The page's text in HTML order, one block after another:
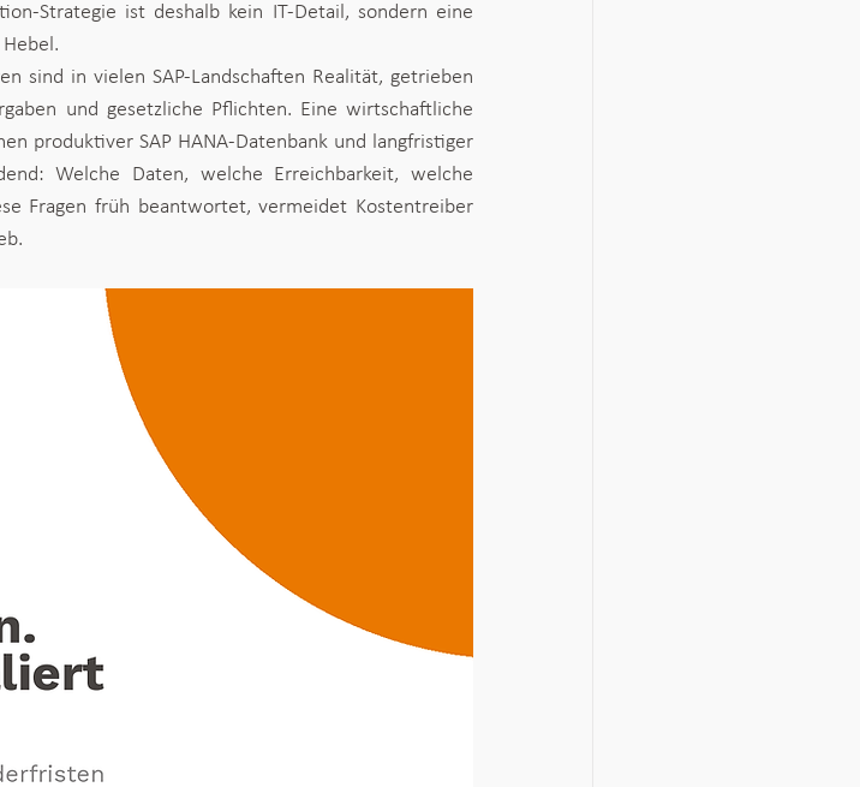
Strategie ist deshalb kein IT-Detail, sondern eine
sind in vielen SAP-Landschaften Realität, getrieben
und gesetzliche Pflichten. Eine wirtschaftliche
produktiver SAP HANA-Datenbank und langfristiger
Welche Daten, welche Erreichbarkeit, welche
Fragen früh beantwortet, vermeidet Kostentreiber